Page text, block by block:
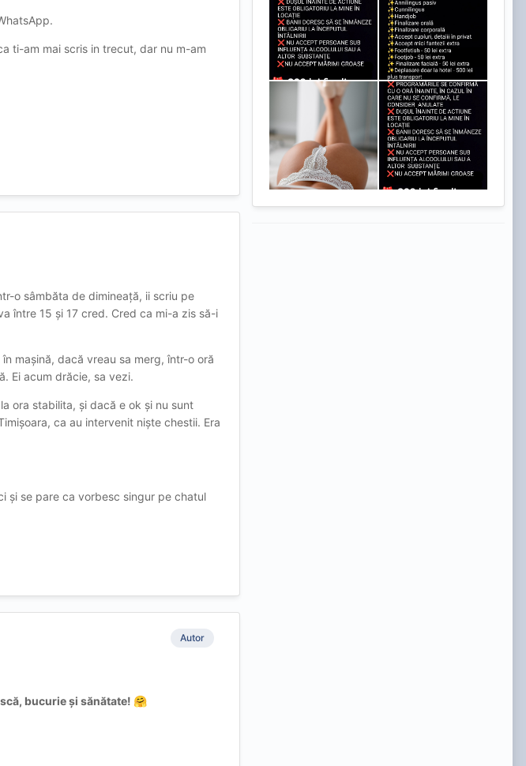
ti-am mai scris in trecut, dar nu m-am
o sâmbăta de dimineață, ii scriu pe
între 15 și 17 cred. Cred ca mi-a zis să-i
mașină, dacă vreau sa merg, într-o oră
Ei acum drăcie, sa vezi.
ora stabilita, și dacă e ok și nu sunt
ca au intervenit niște chestii. Era
și se pare ca vorbesc singur pe chatul
Autor
bucurie și sănătate! 🤗